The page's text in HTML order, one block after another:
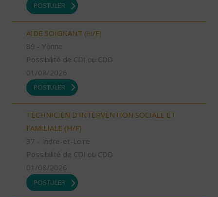
POSTULER
AIDE SOIGNANT (H/F)
89 - Yonne
Possibilité de CDI ou CDD
01/08/2026
POSTULER
TECHNICIEN D’INTERVENTION SOCIALE ET
FAMILIALE (H/F)
37 - Indre-et-Loire
Possibilité de CDI ou CDD
01/08/2026
POSTULER